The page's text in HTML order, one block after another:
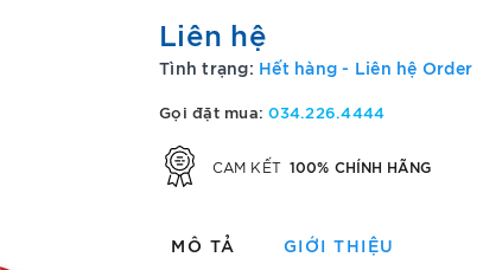
Liên hệ
Tình trạng: Hết hàng - Liên hệ Order
Gọi đặt mua:034.226.4444
CAM KẾT 100% CHÍNH HÃNG
MÔ TẢ GIỚI THIỆU